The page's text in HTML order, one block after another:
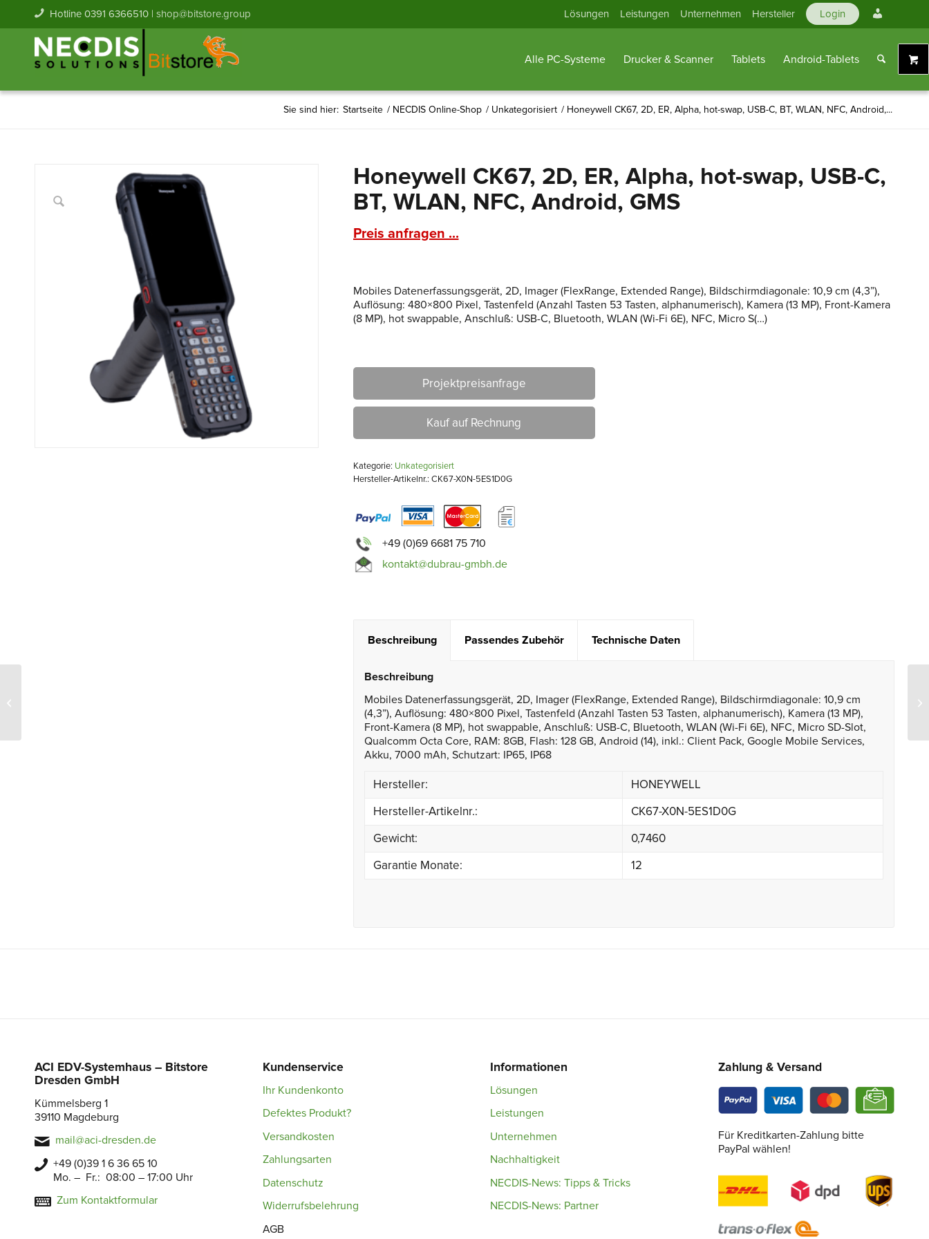
Lösungen Leistungen Unternehmen Hersteller Login
Konto
Hotline 0391 6366510 | shop@bitstore.group
Alle PC-Systeme Drucker & Scanner Tablets Android-Tablets
Sie sind hier: Startseite / NECDIS Online-Shop / Unkategorisiert / Honeywell CK67, 2D, ER, Alpha, hot-swap, USB-C, BT, WLAN, NFC, Android,...
Honeywell CK67, 2D, ER, Alpha, hot-swap, USB-C,
BT, WLAN, NFC, Android, GMS
Preis anfragen ...
Mobiles Datenerfassungsgerät, 2D, Imager (FlexRange, Extended Range), Bildschirmdiagonale: 10,9 cm (4,3”),
Auflösung: 480×800 Pixel, Tastenfeld (Anzahl Tasten 53 Tasten, alphanumerisch), Kamera (13 MP), Front-Kamera
(8 MP), hot swappable, Anschluß: USB-C, Bluetooth, WLAN (Wi-Fi 6E), NFC, Micro S(…)
Projektpreisanfrage
Kauf auf Rechnung
Kategorie: Unkategorisiert
Hersteller-Artikelnr.: CK67-X0N-5ES1D0G
+49 (0)69 6681 75 710
kontakt@dubrau-gmbh.de
Beschreibung Passendes Zubehör Technische Daten
Beschreibung
Mobiles Datenerfassungsgerät, 2D, Imager (FlexRange, Extended Range), Bildschirmdiagonale: 10,9 cm
(4,3”), Auflösung: 480×800 Pixel, Tastenfeld (Anzahl Tasten 53 Tasten, alphanumerisch), Kamera (13 MP),
Front-Kamera (8 MP), hot swappable, Anschluß: USB-C, Bluetooth, WLAN (Wi-Fi 6E), NFC, Micro SD-Slot,
Qualcomm Octa Core, RAM: 8GB, Flash: 128 GB, Android (14), inkl.: Client Pack, Google Mobile Services,
Akku, 7000 mAh, Schutzart: IP65, IP68
Hersteller:
HONEYWELL
Hersteller-Artikelnr.:
CK67-X0N-5ES1D0G
Gewicht:
0,7460
Garantie Monate:
12
ACI EDV-Systemhaus – Bitstore
Dresden GmbH
Kümmelsberg 1
39110 Magdeburg
mail@aci-dresden.de
+49 (0)39 1 6 36 65 10
Mo. – Fr.: 08:00 – 17:00 Uhr
Zum Kontaktformular
Kundenservice
Ihr Kundenkonto
Defektes Produkt?
Versandkosten
Zahlungsarten
Datenschutz
Widerrufsbelehrung
AGB
Informationen
Lösungen
Leistungen
Unternehmen
Nachhaltigkeit
NECDIS-News: Tipps & Tricks
NECDIS-News: Partner
Zahlung & Versand
Für Kreditkarten-Zahlung bitte
PayPal wählen!